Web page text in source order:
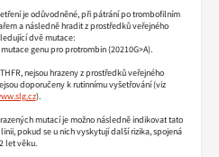
je odůvodněné, při pátrání po trombofilním
a následně hradit z prostředků veřejného
dvě mutace:
mutace genu pro protrombin (20210G>A).
nejsou hrazeny z prostředků veřejného
doporučeny k rutinnímu vyšetřování (viz
).
mutací je možno následně indikovat tato
pokud se u nich vyskytují další rizika, spojená
let věku.